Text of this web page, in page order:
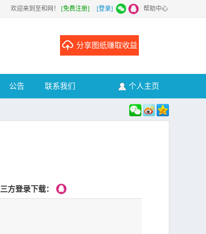
欢迎来到至和网！ [免费注册] [登录] 帮助中心
分享图纸赚取收益
公告 联系我们 个人主页
三方登录下载：